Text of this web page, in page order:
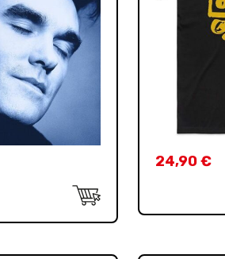
24,90€